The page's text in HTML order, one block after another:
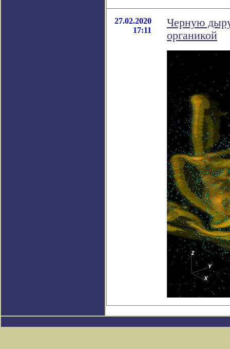
27.02.2020
17:11
Черную
органикой